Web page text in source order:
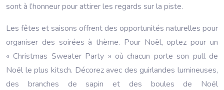
sont à l’honneur pour attirer les regards sur la piste.
Les fêtes et saisons offrent des opportunités naturelles pour
organiser des soirées à thème. Pour Noël, optez pour un
« Christmas Sweater Party » où chacun porte son pull de
Noël le plus kitsch. Décorez avec des guirlandes lumineuses,
des branches de sapin et des boules de Noël